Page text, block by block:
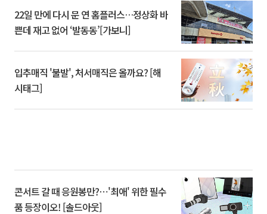
22일 만에 다시 문 연 홈플러스…정상화 바
쁜데 재고 없어 ‘발동동’[가보니]
입추매직 '불발', 처서매직은 올까요? [해
시태그]
콘서트 갈 때 응원봉만?⋯'최애' 위한 필수
품 등장이오! [솔드아웃]